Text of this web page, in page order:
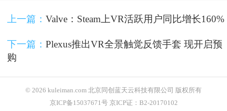
上一篇： Valve：Steam上VR活跃用户同比增长160%
下一篇： Plexus推出VR全景触觉反馈手套 现开启预
购
© 2026 kuleiman.com 北京同创蓝天云科技有限公司 版权所有
京ICP备15037671号 京ICP证：B2-20170102